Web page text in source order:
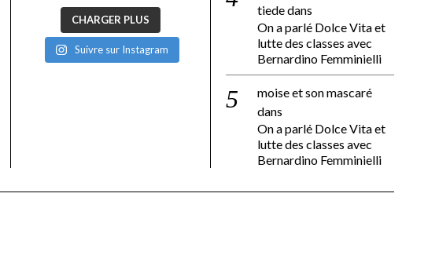
CHARGER PLUS
Suivre sur Instagram
tiededans
On a parlé Dolce Vita et
lutte des classes avec
Bernardino Femminielli
moise et son mascaré
dans
On a parlé Dolce Vita et
lutte des classes avec
Bernardino Femminielli